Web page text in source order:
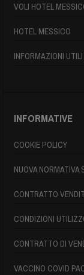
VOLI HOTEL
HOTEL MESSICO
INFORMAZIONI
INFORMATIVE
COOKIE POLICY
NUOVA NORMATIVA
CONTRATTO
CONDIZIONI
CONTRATTO DI
VACCINO COVID